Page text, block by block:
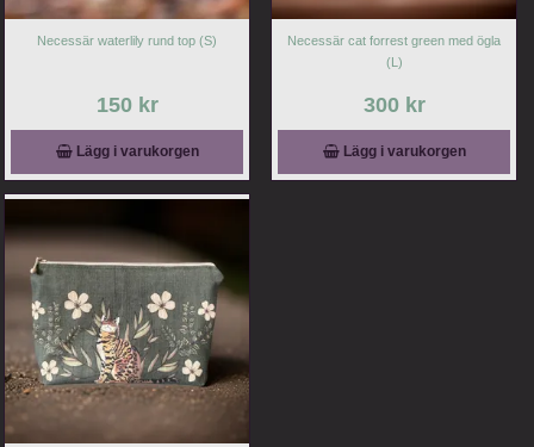
Necessär waterlily rund top (S)
150 kr
Lägg i varukorgen
Necessär cat forrest green med ögla
(L)
300 kr
Lägg i varukorgen